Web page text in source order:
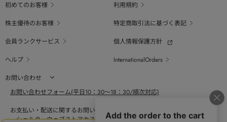
初めてのお客様
利用規約
株主優待のお客様
特定商取引法に基づく表記
会員ランクサービス
個人情報保護方針
ヘルプ
InternationalOrders
お問い合わせ
お問い合わせフォーム(平日10：30～18：30/順次対応)
お支払い・配送に関するお問い合わせ（平日10：30～18：00）
シェルターウェブストアカスタマーセンター